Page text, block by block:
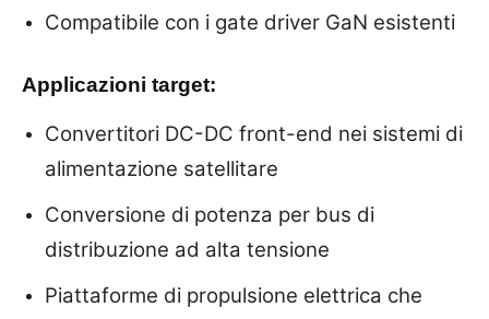
Compatibile con i gate driver GaN esistenti
Applicazioni target:
Convertitori DC-DC front-end nei sistemi di
alimentazione satellitare
Conversione di potenza per bus di
distribuzione ad alta tensione
Piattaforme di propulsione elettrica che